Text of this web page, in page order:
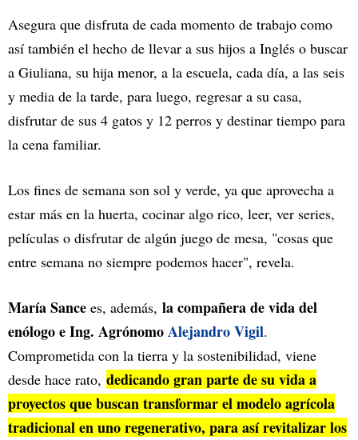
Asegura que disfruta de cada momento de trabajo como
así también el hecho de llevar a sus hijos a Inglés o buscar
a Giuliana, su hija menor, a la escuela, cada día, a las seis
y media de la tarde, para luego, regresar a su casa,
disfrutar de sus 4 gatos y 12 perros y destinar tiempo para
la cena familiar.
Los fines de semana son sol y verde, ya que aprovecha a
estar más en la huerta, cocinar algo rico, leer, ver series,
películas o disfrutar de algún juego de mesa, "cosas que
entre semana no siempre podemos hacer", revela.
María Sance es, además, la compañera de vida del
enólogo e Ing. AgrónomoAlejandro Vigil.
Comprometida con la tierra y la sostenibilidad, viene
desde hace rato, dedicando gran parte de su vida a
proyectos que buscan transformar el modelo agrícola
tradicional en uno regenerativo, para así revitalizar los